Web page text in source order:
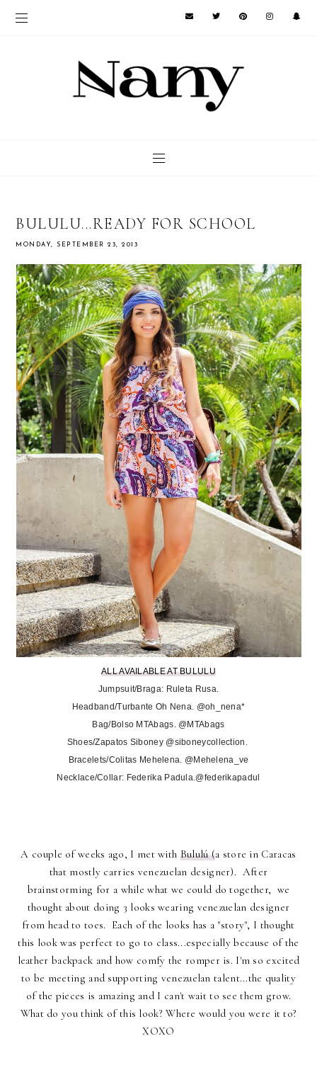
BULULU...READY FOR SCHOOL
MONDAY, SEPTEMBER 23, 2013
ALL AVAILABLE AT BULULU
Jumpsuit/Braga: Ruleta Rusa.
Headband/Turbante Oh Nena. @oh_nena*
Bag/Bolso MTAbags. @MTAbags
Shoes/Zapatos Siboney @siboneycollection.
Bracelets/Colitas Mehelena. @Mehelena_ve
Necklace/Collar: Federika Padula.@federikapadul
A couple of weeks ago, I met with Bululú (a store in Caracas
that mostly carries venezuelan designer). After
brainstorming for a while what we could do together, we
thought about doing 3 looks wearing venezuelan designer
from head to toes. Each of the looks has a "story", I thought
this look was perfect to go to class...especially because of the
leather backpack and how comfy the romper is. I'm so excited
to be meeting and supporting venezuelan talent...the quality
of the pieces is amazing and I can't wait to see them grow.
What do you think of this look? Where would you were it to?
XOXO